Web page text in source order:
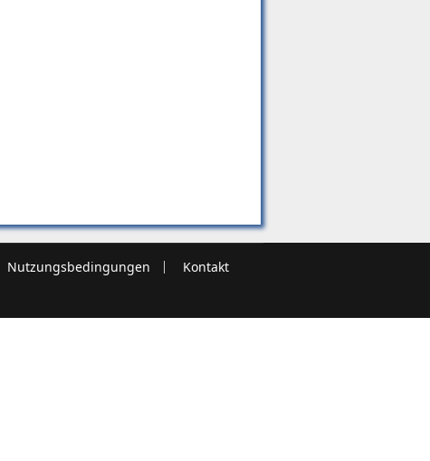
Nutzungsbedingungen
Kontakt